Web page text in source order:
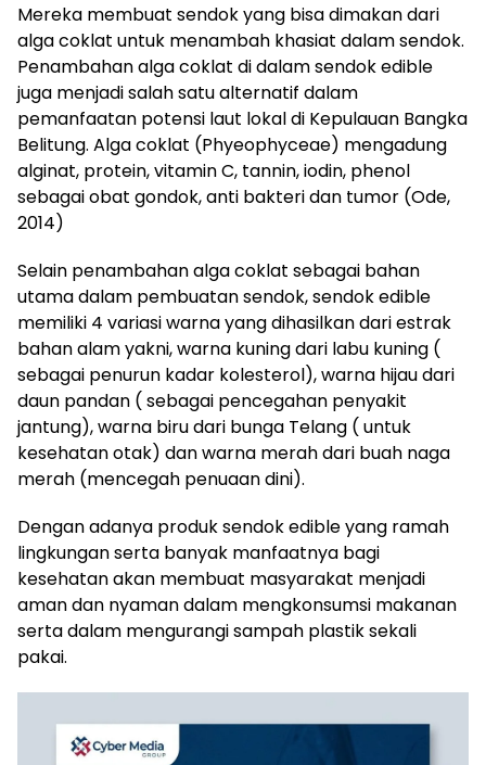
Mereka membuat sendok yang bisa dimakan dari
alga coklat untuk menambah khasiat dalam sendok.
Penambahan alga coklat di dalam sendok edible
juga menjadi salah satu alternatif dalam
pemanfaatan potensi laut lokal di Kepulauan Bangka
Belitung. Alga coklat (Phyeophyceae) mengadung
alginat, protein, vitamin C, tannin, iodin, phenol
sebagai obat gondok, anti bakteri dan tumor (Ode,
2014)
Selain penambahan alga coklat sebagai bahan
utama dalam pembuatan sendok, sendok edible
memiliki 4 variasi warna yang dihasilkan dari estrak
bahan alam yakni, warna kuning dari labu kuning (
sebagai penurun kadar kolesterol), warna hijau dari
daun pandan ( sebagai pencegahan penyakit
jantung), warna biru dari bunga Telang ( untuk
kesehatan otak) dan warna merah dari buah naga
merah (mencegah penuaan dini).
Dengan adanya produk sendok edible yang ramah
lingkungan serta banyak manfaatnya bagi
kesehatan akan membuat masyarakat menjadi
aman dan nyaman dalam mengkonsumsi makanan
serta dalam mengurangi sampah plastik sekali
pakai.